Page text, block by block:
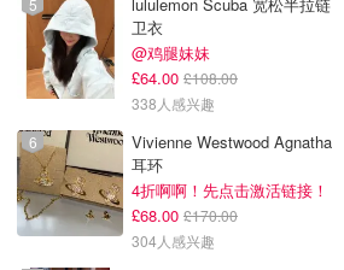
卫衣
@鸡腿妹妹
£64.00 £108.00
338人感兴趣
Vivienne Westwood Agnatha
耳环
4折啊啊！先点击激活链接！
£68.00 £170.00
304人感兴趣